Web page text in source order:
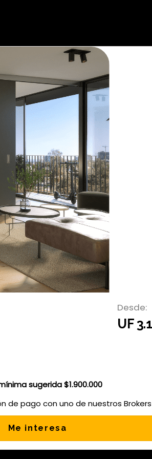
Desde:
UF
sugerida $1.900.000
de pago con uno de nuestros Brokers
Me interesa